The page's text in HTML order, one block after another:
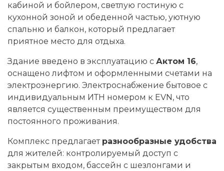
кабиной и бойлером, светлую гостиную с
кухонной зоной и обеденной частью, уютную
спальню и балкон, который предлагает
приятное место для отдыха.
Здание введено в эксплуатацию с Актом 16,
оснащено лифтом и оформленными счетами на
электроэнергию. Электроснабжение бытовое с
индивидуальным ИТН номером к EVN, что
является существенным преимуществом для
постоянного проживания.
Комплекс предлагает разнообразные удобства
для жителей: контролируемый доступ с
закрытым входом, бассейн с шезлонгами и